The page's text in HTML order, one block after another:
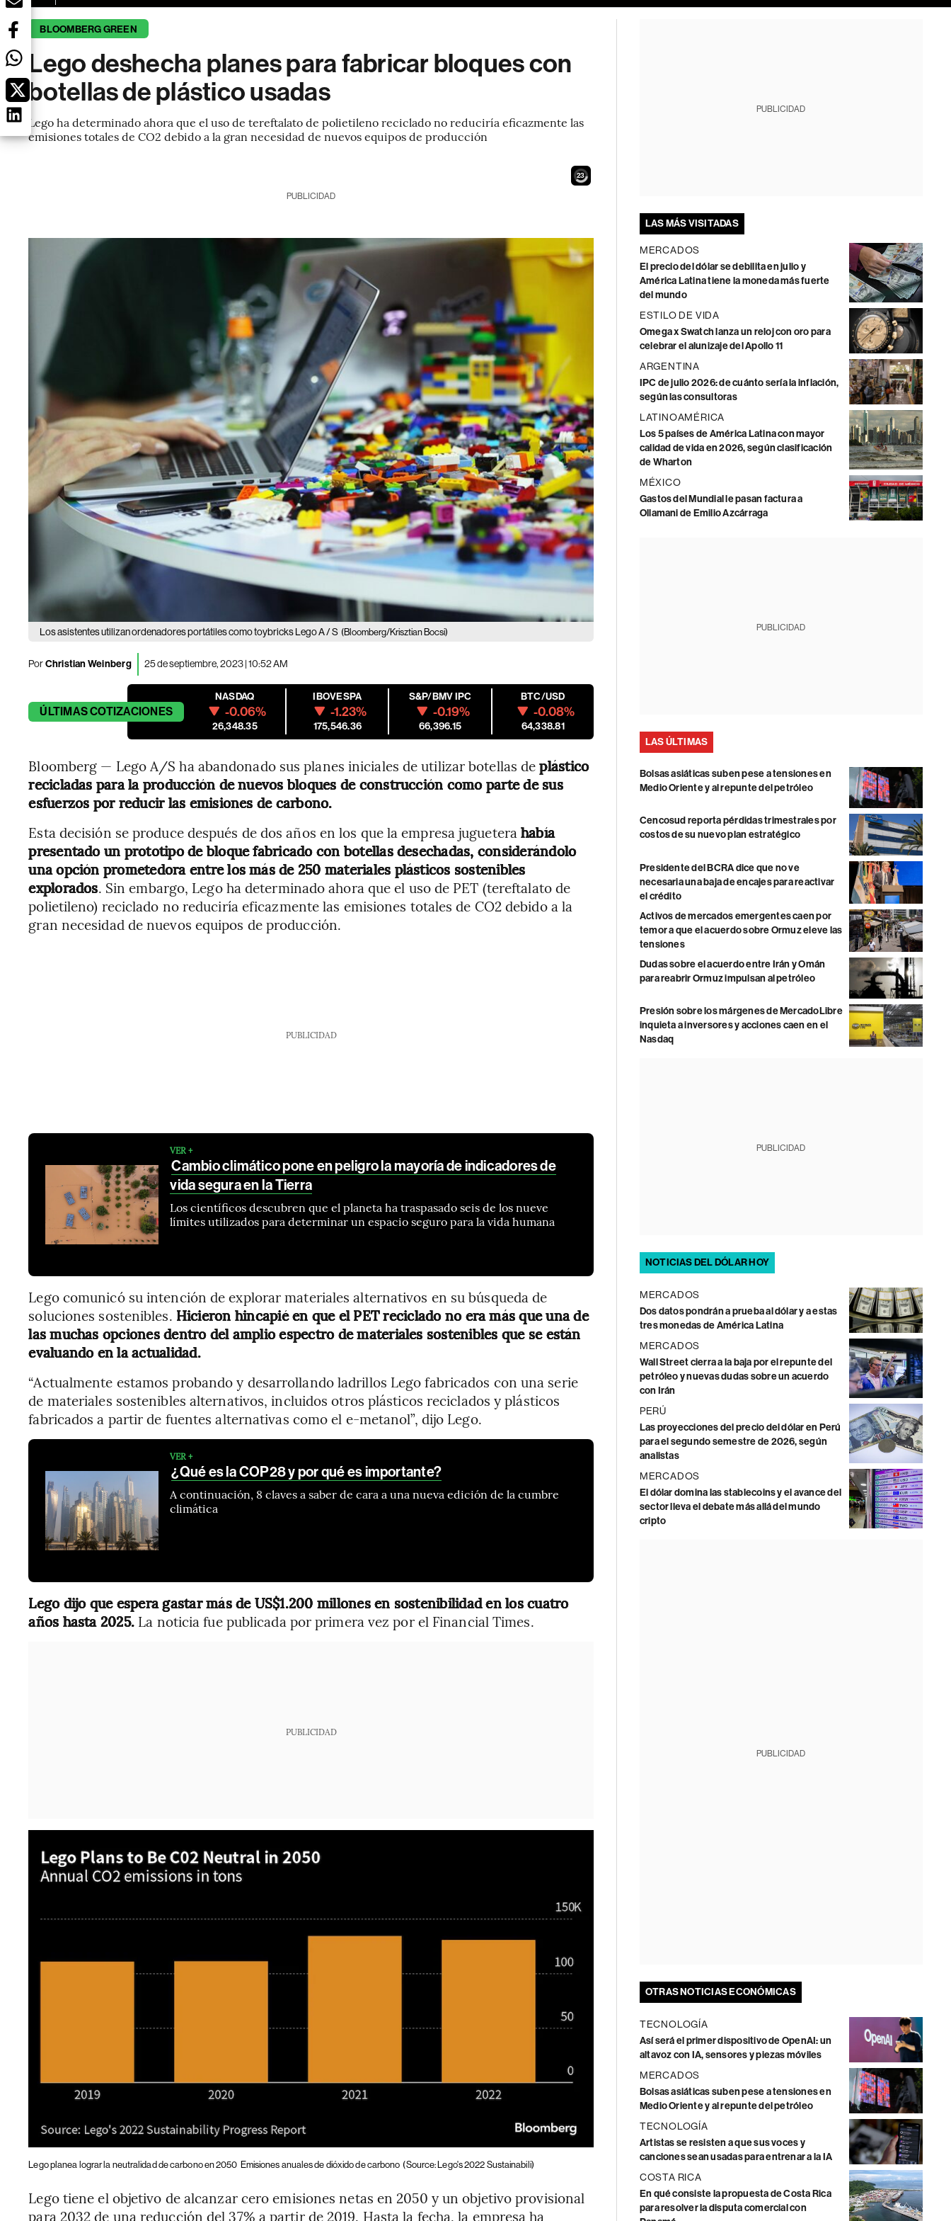
BLOOMBERG GREEN
Lego deshecha planes para fabricar bloques con
botellas de plástico usadas
Lego ha determinado ahora que el uso de tereftalato de polietileno reciclado no reduciría eficazmente las
emisiones totales de CO2 debido a la gran necesidad de nuevos equipos de producción
21
PUBLICIDAD
Los asistentes utilizan ordenadores portátiles como toybricks Lego A / S (Bloomberg/Krisztian Bocsi)
PorChristian Weinberg 25 de septiembre, 2023 | 10:52 AM
ÚLTIMASCOTIZACIONES
NASDAQ
-0.06%
26,348.35
IBOVESPA
-1.23%
175,546.36
S&P/BMV IPC
-0.19%
66,396.15
BTC/USD
-0.08%
64,338.81
Bloomberg — Lego A/S ha abandonado sus planes iniciales de utilizar botellas deplástico
recicladas para la producción de nuevos bloques de construcción como parte de sus
esfuerzos por reducir las emisiones de carbono.
Esta decisión se produce después de dos años en los que la empresa jugueterahabía
presentado un prototipo de bloque fabricado con botellas desechadas, considerándolo
una opción prometedora entre los más de 250 materiales plásticos sostenibles
explorados. Sin embargo, Lego ha determinado ahora que el uso de PET (tereftalato de
polietileno) reciclado no reduciría eficazmente las emisiones totales de CO2 debido a la
gran necesidad de nuevos equipos de producción.
PUBLICIDAD
VER +
Cambio climático pone en peligro la mayoría de indicadores de
vida segura en la Tierra
Los científicos descubren que el planeta ha traspasado seis de los nueve
límites utilizados para determinar un espacio seguro para la vida humana
Lego comunicó su intención de explorar materiales alternativos en su búsqueda de
soluciones sostenibles. Hicieron hincapié en que el PET reciclado no era más que una de
las muchas opciones dentro del amplio espectro de materiales sostenibles que se están
evaluando en la actualidad.
“Actualmente estamos probando y desarrollando ladrillos Lego fabricados con una serie
de materiales sostenibles alternativos, incluidos otros plásticos reciclados y plásticos
fabricados a partir de fuentes alternativas como el e-metanol”, dijo Lego.
VER +
¿Qué es la COP28 y por qué es importante?
A continuación, 8 claves a saber de cara a una nueva edición de la cumbre
climática
Lego dijo que espera gastar más de US$1.200 millones en sostenibilidad en los cuatro
años hasta 2025. La noticia fue publicada por primera vez por el Financial Times.
PUBLICIDAD
Lego planea lograr la neutralidad de carbono en 2050 Emisiones anuales de dióxido de carbono (Source: Lego's 2022 Sustainabili)
Lego tiene el objetivo de alcanzar cero emisiones netas en 2050 y un objetivo provisional
para 2032 de una reducción del 37% a partir de 2019. Hasta la fecha, la empresa ha
PUBLICIDAD
LAS MÁS VISITADAS
MERCADOS
El precio del dólar se debilita en julio y
América Latina tiene la moneda más fuerte
del mundo
ESTILO DE VIDA
Omega x Swatch lanza un reloj con oro para
celebrar el alunizaje del Apollo 11
ARGENTINA
IPC de julio 2026: de cuánto sería la inflación,
según las consultoras
LATINOAMÉRICA
Los 5 países de América Latina con mayor
calidad de vida en 2026, según clasificación
de Wharton
MÉXICO
Gastos del Mundial le pasan factura a
Ollamani de Emilio Azcárraga
PUBLICIDAD
LAS ÚLTIMAS
Bolsas asiáticas suben pese a tensiones en
Medio Oriente y al repunte del petróleo
Cencosud reporta pérdidas trimestrales por
costos de su nuevo plan estratégico
Presidente del BCRA dice que no ve
necesaria una baja de encajes para reactivar
el crédito
Activos de mercados emergentes caen por
temor a que el acuerdo sobre Ormuz eleve las
tensiones
Dudas sobre el acuerdo entre Irán y Omán
para reabrir Ormuz impulsan al petróleo
Presión sobre los márgenes de MercadoLibre
inquieta a inversores y acciones caen en el
Nasdaq
PUBLICIDAD
NOTICIAS DEL DÓLAR HOY
MERCADOS
Dos datos pondrán a prueba al dólar y a estas
tres monedas de América Latina
MERCADOS
Wall Street cierra a la baja por el repunte del
petróleo y nuevas dudas sobre un acuerdo
con Irán
PERÚ
Las proyecciones del precio del dólar en Perú
para el segundo semestre de 2026, según
analistas
MERCADOS
El dólar domina las stablecoins y el avance del
sector lleva el debate más allá del mundo
cripto
PUBLICIDAD
OTRAS NOTICIAS ECONÓMICAS
TECNOLOGÍA
Así será el primer dispositivo de OpenAI: un
altavoz con IA, sensores y piezas móviles
MERCADOS
Bolsas asiáticas suben pese a tensiones en
Medio Oriente y al repunte del petróleo
TECNOLOGÍA
Artistas se resisten a que sus voces y
canciones sean usadas para entrenar a la IA
COSTA RICA
En qué consiste la propuesta de Costa Rica
para resolver la disputa comercial con